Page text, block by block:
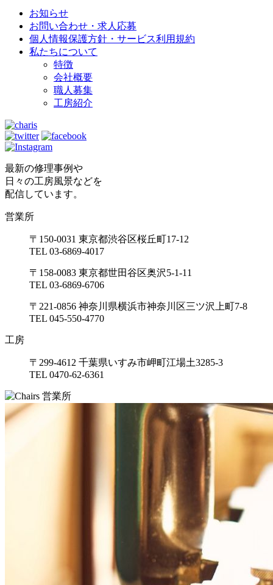
お知らせ
お問い合わせ・求人応募
個人情報保護方針・サービス利用規約
私たちについて
特徴
会社概要
職人募集
工房紹介
最新の修理事例や
日々の工房風景などを
配信しています。
営業所
〒150-0031 東京都渋谷区桜丘町17-12
TEL 03-6869-4017
〒158-0083 東京都世田谷区奥沢5-1-11
TEL 03-6869-6706
〒221-0856 神奈川県横浜市神奈川区三ツ沢上町7-8
TEL 045-550-4770
工房
〒299-4612 千葉県いすみ市岬町江場土3285-3
TEL 0470-62-6361